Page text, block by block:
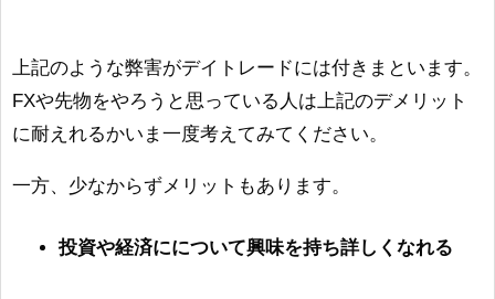
上記のような弊害がデイトレードには付きまといます。
FXや先物をやろうと思っている人は上記のデメリット
に耐えれるかいま一度考えてみてください。
一方、少なからずメリットもあります。
投資や経済にについて興味を持ち詳しくなれる